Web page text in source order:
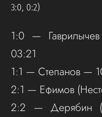
3:0, 0:2)
1:0 —
03:21
1:1 — Степанов —
2:1 — Ефимов
2:2 — Дерябин